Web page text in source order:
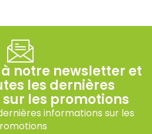
notre newsletter et
les dernières
les promotions
informations sur les